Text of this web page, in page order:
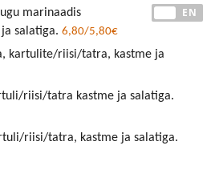
EN
marinaadis
salatiga. 6,80/5,80€
kartulite/riisi/tatra, kastme ja
riisi/tatra kastme ja salatiga.
riisi/tatra, kastme ja salatiga.